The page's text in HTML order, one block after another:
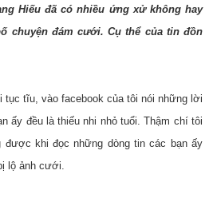
Hiếu đã có nhiều ứng xử không hay
chuyện đám cưới. Cụ thể của tin đồn
tục tĩu, vào facebook của tôi nói những lời
ấy đều là thiếu nhi nhỏ tuổi. Thậm chí tôi
được khi đọc những dòng tin các bạn ấy
lộ ảnh cưới.